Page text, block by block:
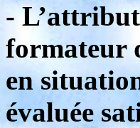
-
formateur
en
évaluée